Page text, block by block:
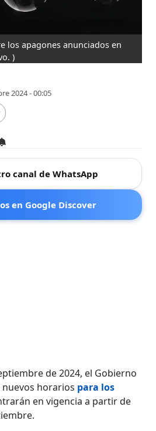
los apagones anunciados en
)
2024 - 00:05
canal de WhatsApp
en Google Discover
de 2024, el Gobierno
horarios para los
en vigencia a partir de